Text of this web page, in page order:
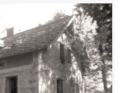
Aktualizováno: 17. 7. 2026 |Nahoru ↑